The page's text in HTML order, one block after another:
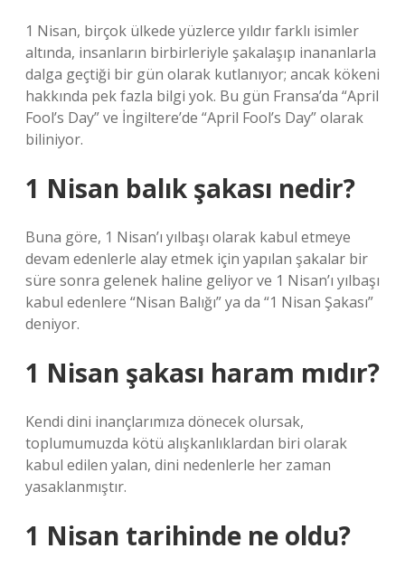
1 Nisan, birçok ülkede yüzlerce yıldır farklı isimler
altında, insanların birbirleriyle şakalaşıp inananlarla
dalga geçtiği bir gün olarak kutlanıyor; ancak kökeni
hakkında pek fazla bilgi yok. Bu gün Fransa’da “April
Fool’s Day” ve İngiltere’de “April Fool’s Day” olarak
biliniyor.
1 Nisan balık şakası nedir?
Buna göre, 1 Nisan’ı yılbaşı olarak kabul etmeye
devam edenlerle alay etmek için yapılan şakalar bir
süre sonra gelenek haline geliyor ve 1 Nisan’ı yılbaşı
kabul edenlere “Nisan Balığı” ya da “1 Nisan Şakası”
deniyor.
1 Nisan şakası haram mıdır?
Kendi dini inançlarımıza dönecek olursak,
toplumumuzda kötü alışkanlıklardan biri olarak
kabul edilen yalan, dini nedenlerle her zaman
yasaklanmıştır.
1 Nisan tarihinde ne oldu?